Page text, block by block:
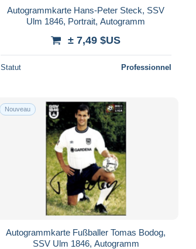
Autogrammkarte Hans-Peter Steck, SSV
Ulm 1846, Portrait, Autogramm
± 7,49 $US
Statut Professionnel
Nouveau
Autogrammkarte Fußballer Tomas Bodog,
SSV Ulm 1846, Autogramm